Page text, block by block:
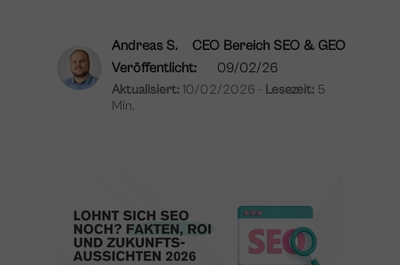
Andreas S.
CEO Bereich SEO & GEO
Veröffentlicht:
09/02/26
Aktualisiert: 10/02/2026 - Lesezeit: 5
Min.